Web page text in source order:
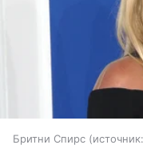
Бритни Спирс источник: